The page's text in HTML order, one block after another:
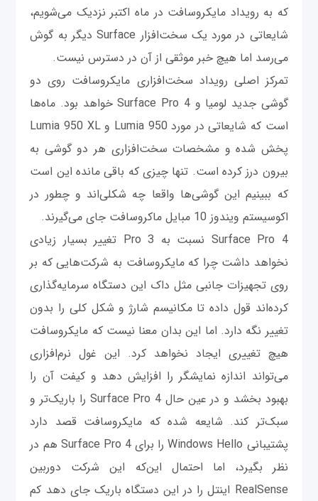
که به رویداد مایکروسافت در ماه اکتبر نزدیک می‌شویم،
شایعاتی در مورد یک سخت‌افزار Surface دیگر به گوش
می‌رسد اما هیچ خبر موثقی از آن در دسترس نیست.
تمرکز اصلی رویداد سخت‌افزاری مایکروسافت روی دو
گوشی جدید لومیا و Surface Pro 4 خواهد بود. ماه‌ها
است که شایعاتی در مورد Lumia 950 و Lumia 950 XL
پخش شده و مشخصات سخت‌افزاری هر دو گوشی به
بیرون درز کرده است. تنها چیزی که باقی مانده این است
که ببینیم این گوشی‌ها واقعا چه شکلی‌اند و چطور در
اکوسیستم ویندوز 10 مبایل ماکروسافت جای می‌گیرند.
Surface Pro 4 نسبت به Pro 3 تغییر بسیار زیادی
نخواهد داشت چرا که مایکروسافت به شرکت‌هایی که بر
روی تجهیزات جانبی مثل داک این دستگاه سرمایه‌گذاری
کرده‌اند قول داده تا مکانیسم شارژ و شکل کلی را بدون
تغییر نگه دارد. اما این بدان معنا نیست که مایکروسافت
هیچ تغییری ایجاد نخواهد کرد. این غول نرم‌افزاری
می‌تواند اندازه نمایشگر را افزایش دهد و کیفت آن را
بهبود بخشد و در عین حال Surface Pro 4 را باریک‌تر و
سبک‌تر کند. شایعه شده که مایکروسافت قصد دارد
پشتیبانی Windows Hello را برای Surface Pro 4 هم در
نظر بگیرد، اما احتمال این‌که این شرکت دوربین
RealSense اینتل را در این دستگاه باریک جای دهد کم